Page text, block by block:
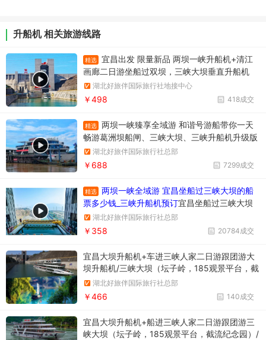
升船机 相关旅游线路
精选
宜昌出发 限量新品 两坝一峡升船机+清江
画廊二日游坐船过双坝，三峡大坝垂直升船机
+葛洲坝船闸，游清江百里画廊
湖北好旅伴国际旅行社地接中心
418成交
￥498
精选
两坝一峡臻享全域游 和谐号游船带你一天
畅游葛洲坝船闸、三峡大坝、三峡升船机升级版
两坝一峡，升级版两坝一峡全域游，两坝一峡PL
US版本
湖北好旅伴国际旅行社总部
7299成交
￥688
精选
两坝一峡全域游 宜昌坐船过三峡大坝的船
票多少钱_三峡升船机预订宜昌坐船过三峡大坝
升船机一日游358元/人，一天时间坐船过两个
坝，葛洲坝和三峡大坝。
湖北好旅伴国际旅行社总部
20784成交
￥358
宜昌大坝升船机+车进三峡人家二日游跟团游大
坝升船机/三峡大坝（坛子岭，185观景平台，截
流纪念园）/三峡人家
湖北好旅伴国际旅行社总部
140成交
￥466
宜昌大坝升船机+船进三峡人家二日游跟团游三
峡大坝（坛子岭，185观景平台，截流纪念园）/